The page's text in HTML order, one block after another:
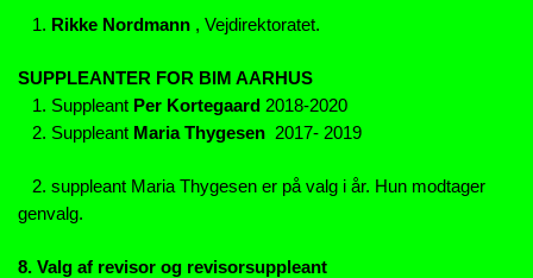
1. Rikke Nordmann , Vejdirektoratet.
SUPPLEANTER FOR BIM AARHUS
1. Suppleant Per Kortegaard 2018-2020
2. Suppleant Maria Thygesen 2017- 2019
2. suppleant Maria Thygesen er på valg i år. Hun modtager
genvalg.
8. Valg af revisor og revisorsuppleant